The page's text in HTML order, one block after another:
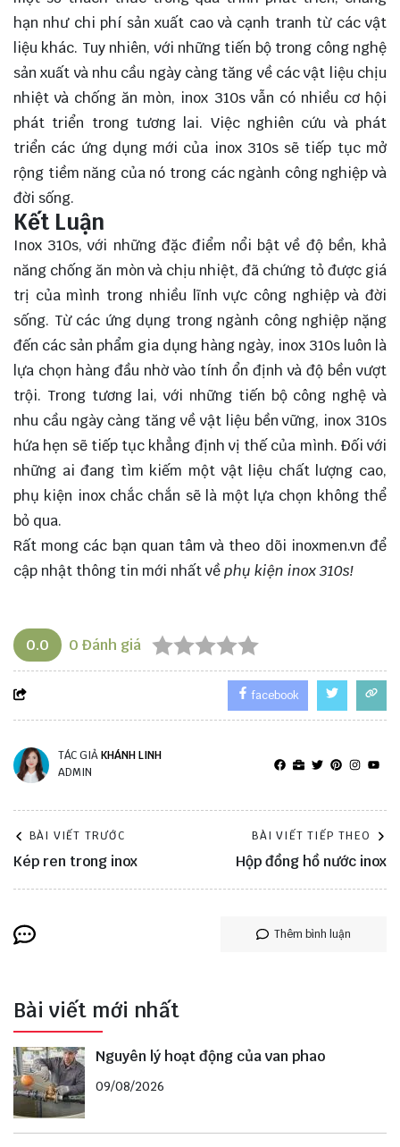
hạn như chi phí sản xuất cao và cạnh tranh từ các vật
liệu khác. Tuy nhiên, với những tiến bộ trong công nghệ
sản xuất và nhu cầu ngày càng tăng về các vật liệu chịu
nhiệt và chống ăn mòn, inox 310s vẫn có nhiều cơ hội
phát triển trong tương lai. Việc nghiên cứu và phát
triển các ứng dụng mới của inox 310s sẽ tiếp tục mở
rộng tiềm năng của nó trong các ngành công nghiệp và
đời sống.
Kết Luận
Inox 310s, với những đặc điểm nổi bật về độ bền, khả
năng chống ăn mòn và chịu nhiệt, đã chứng tỏ được giá
trị của mình trong nhiều lĩnh vực công nghiệp và đời
sống. Từ các ứng dụng trong ngành công nghiệp nặng
đến các sản phẩm gia dụng hàng ngày, inox 310s luôn là
lựa chọn hàng đầu nhờ vào tính ổn định và độ bền vượt
trội. Trong tương lai, với những tiến bộ công nghệ và
nhu cầu ngày càng tăng về vật liệu bền vững, inox 310s
hứa hẹn sẽ tiếp tục khẳng định vị thế của mình. Đối với
những ai đang tìm kiếm một vật liệu chất lượng cao,
phụ kiện inox chắc chắn sẽ là một lựa chọn không thể
bỏ qua.
Rất mong các bạn quan tâm và theo dõi inoxmen.vn để
cập nhật thông tin mới nhất vềphụ kiện inox 310s!
0.0 0 Đánh giá
facebook
TÁC GIẢKHÁNH LINH
ADMIN
BÀI VIẾT TRƯỚC
Kép ren trong inox
BÀI VIẾT TIẾP THEO
Hộp đồng hồ nước inox
Thêm bình luận
Bài viết mới nhất
Nguyên lý hoạt động của van phao
09/08/2026